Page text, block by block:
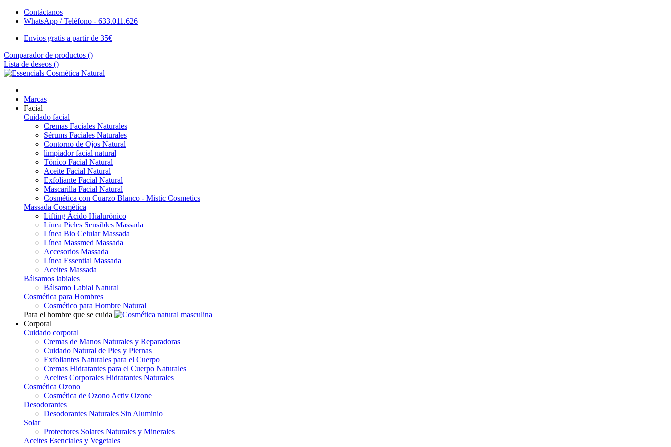
Contáctanos
WhatsApp / Teléfono - 633.011.626
Envios gratis a partir de 35€
Comparador de productos ()
Lista de deseos ()
Marcas
Facial
Cuidado facial
Cremas Faciales Naturales
Sérums Faciales Naturales
Contorno de Ojos Natural
limpiador facial natural
Tónico Facial Natural
Aceite Facial Natural
Exfoliante Facial Natural
Mascarilla Facial Natural
Cosmética con Cuarzo Blanco - Mistic Cosmetics
Massada Cosmética
Lifting Ácido Hialurónico
Línea Pieles Sensibles Massada
Línea Bio Celular Massada
Línea Massmed Massada
Accesorios Massada
Línea Essential Massada
Aceites Massada
Bálsamos labiales
Bálsamo Labial Natural
Cosmética para Hombres
Cosmético para Hombre Natural
Para el hombre que se cuida
Corporal
Cuidado corporal
Cremas de Manos Naturales y Reparadoras
Cuidado Natural de Pies y Piernas
Exfoliantes Naturales para el Cuerpo
Cremas Hidratantes para el Cuerpo Naturales
Aceites Corporales Hidratantes Naturales
Cosmética Ozono
Cosmética de Ozono Activ Ozone
Desodorantes
Desodorantes Naturales Sin Aluminio
Solar
Protectores Solares Naturales y Minerales
Aceites Esenciales y Vegetales